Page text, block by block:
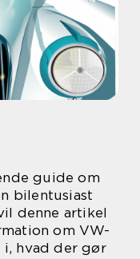
guide om
bilentusiast
denne artikel
om VW-
hvad der gør